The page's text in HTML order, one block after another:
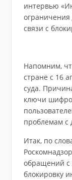
интервью
ограничения
связи с
Напомним,
стране с 16
суда.
ключи
проблемам с
Итак, по
обращений с
блокировку